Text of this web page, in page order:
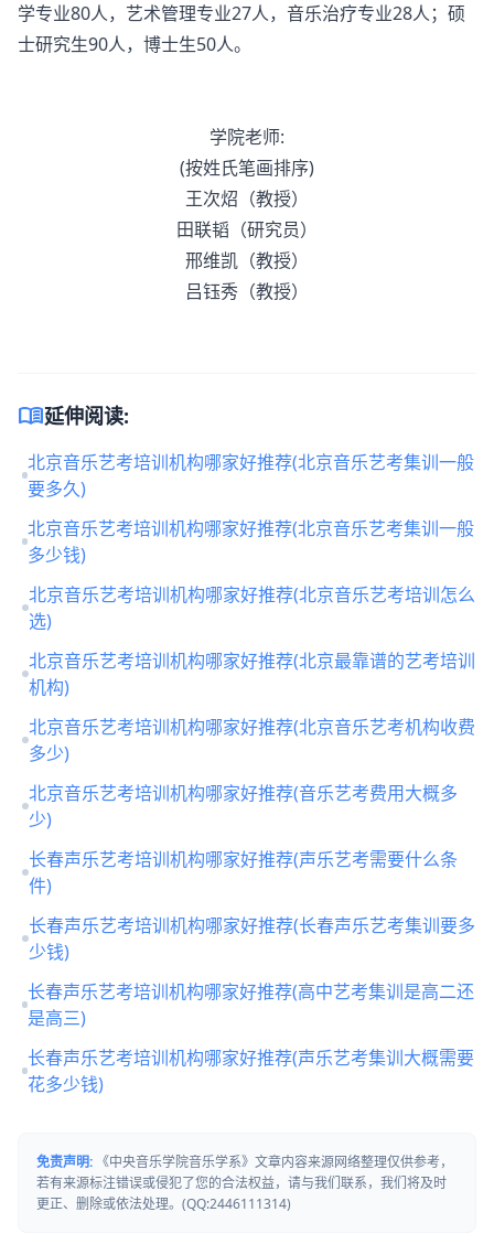
学专业80人，艺术管理专业27人，音乐治疗专业28人；硕
士研究生90人，博士生50人。
学院老师:
(按姓氏笔画排序)
王次炤（教授）
田联韬（研究员）
邢维凯（教授）
吕钰秀（教授）
menu_book延伸阅读:
北京音乐艺考培训机构哪家好推荐(北京音乐艺考集训一般
要多久)
北京音乐艺考培训机构哪家好推荐(北京音乐艺考集训一般
多少钱)
北京音乐艺考培训机构哪家好推荐(北京音乐艺考培训怎么
选)
北京音乐艺考培训机构哪家好推荐(北京最靠谱的艺考培训
机构)
北京音乐艺考培训机构哪家好推荐(北京音乐艺考机构收费
多少)
北京音乐艺考培训机构哪家好推荐(音乐艺考费用大概多
少)
长春声乐艺考培训机构哪家好推荐(声乐艺考需要什么条
件)
长春声乐艺考培训机构哪家好推荐(长春声乐艺考集训要多
少钱)
长春声乐艺考培训机构哪家好推荐(高中艺考集训是高二还
是高三)
长春声乐艺考培训机构哪家好推荐(声乐艺考集训大概需要
花多少钱)
免责声明: 《中央音乐学院音乐学系》文章内容来源网络整理仅供参考，
若有来源标注错误或侵犯了您的合法权益，请与我们联系，我们将及时
更正、删除或依法处理。(QQ:2446111314)